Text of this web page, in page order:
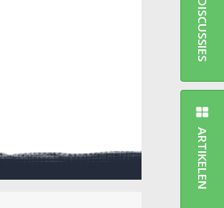
DISCUSSIES
ARTIKELEN